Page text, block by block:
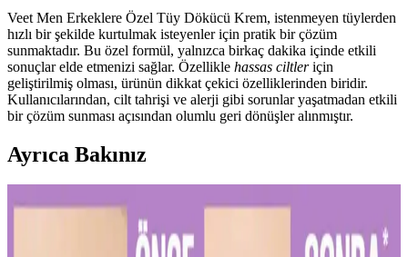
Veet Men Erkeklere Özel Tüy Dökücü Krem, istenmeyen tüylerden
hızlı bir şekilde kurtulmak isteyenler için pratik bir çözüm
sunmaktadır. Bu özel formül, yalnızca birkaç dakika içinde etkili
sonuçlar elde etmenizi sağlar. Özellikle hassas ciltleriçin
geliştirilmiş olması, ürünün dikkat çekici özelliklerinden biridir.
Kullanıcılarından, cilt tahrişi ve alerji gibi sorunlar yaşatmadan etkili
bir çözüm sunması açısından olumlu geri dönüşler alınmıştır.
Ayrıca Bakınız
Diş Hassasiyetini Azaltan Doğru Diş Macunu Seçimi
ve Kullanım İpuçları